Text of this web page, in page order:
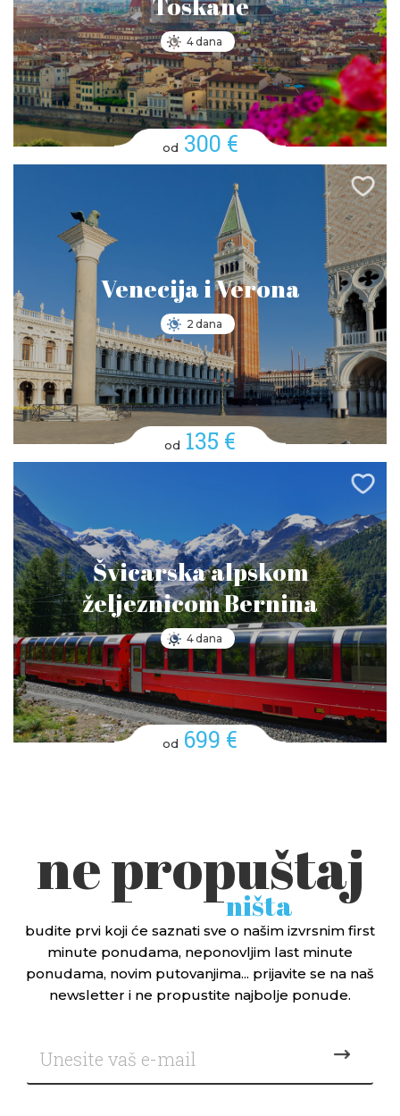
Toskane
4 dana
od 300 €
Venecija i Verona
2 dana
od 135 €
Švicarska alpskom
željeznicom Bernina
4 dana
od 699 €
ne propuštaj
ništa
budite prvi koji će saznati sve o našim izvrsnim first
minute ponudama, neponovljim last minute
ponudama, novim putovanjima... prijavite se na naš
newsletter i ne propustite najbolje ponude.